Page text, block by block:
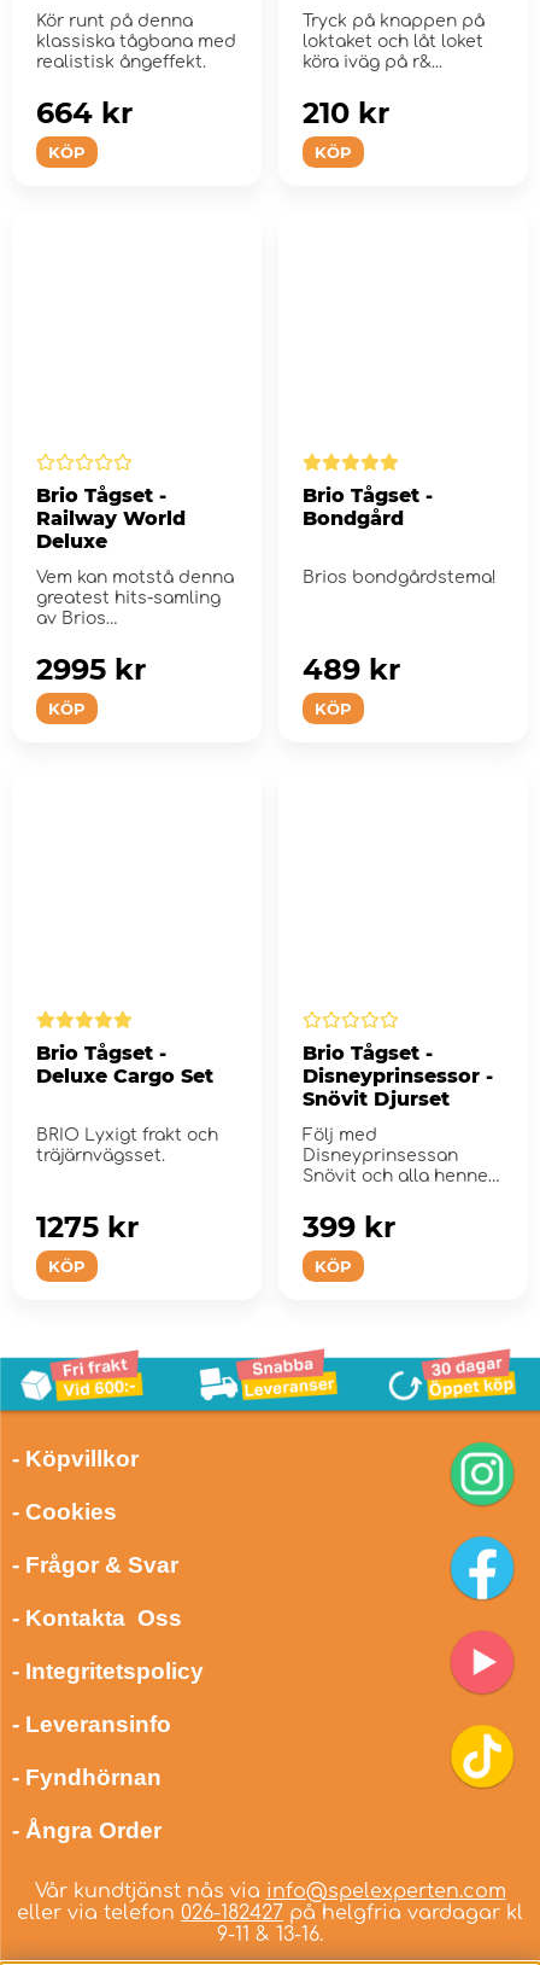
Kör runt på denna
klassiska tågbana med
realistisk ångeffekt.
KÖP
664 kr
Tryck på knappen på
loktaket och låt loket
köra iväg på r&...
KÖP
210 kr
Brio Tågset -
Railway World
Deluxe
Vem kan motstå denna
greatest hits-samling
av Brios
KÖP
2995 kr
Brio Tågset -
Bondgård
Brios bondgårdstema!
KÖP
489 kr
Brio Tågset -
Deluxe Cargo Set
BRIO Lyxigt frakt och
träjärnvägsset.
KÖP
1275 kr
Brio Tågset -
Disneyprinsessor -
Snövit Djurset
Följ med
Disneyprinsessan
Snövit och alla hennes
p...
KÖP
399 kr
- Köpvillkor
- Cookies
- Frågor & Svar
- Kontakta Oss
- Integritetspolicy
- Leveransinfo
- Fyndhörnan
- Ångra Order
Vår kundtjänst nås via info@spelexperten.com
eller via telefon 026-182427 på helgfria vardagar kl
9-11 & 13-16.